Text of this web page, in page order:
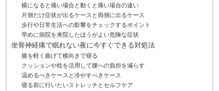
横になると痛い場合と動くと痛い場合の違い
片側だけ症状が出るケースと両側に出るケース
歩行や日常生活への影響をチェックするポイント
早めに病院を来院したほうがよい危険な症状
坐骨神経痛で眠れない夜に今すぐできる対処法
膝を軽く曲げて横向きで寝る
クッションや枕を活用して腰への負担を減らす
温めるべきケースと冷やすべきケース
寝る前に行いたいストレッチとセルフケア